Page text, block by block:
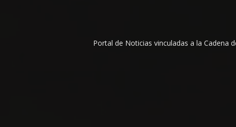
Portal de Noticias vinculadas a la Cadena